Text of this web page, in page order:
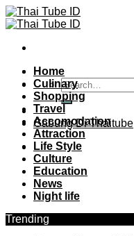
Skip
to
Gabung Di Thaitube
Home
Culinary
Shopping
Travel
Accomodation
Attraction
Life Style
Culture
Education
News
Night life
Trending